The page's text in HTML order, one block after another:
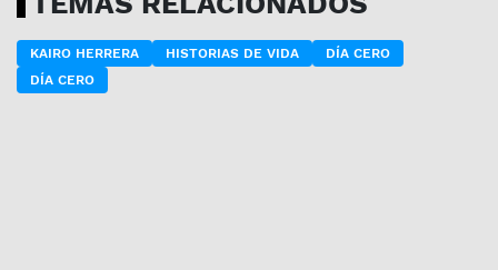
KAIRO HERRERA HISTORIAS DE VIDA
DÍA CERO
DÍA CERO